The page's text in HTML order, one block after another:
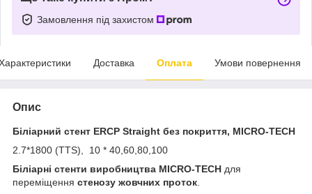
Замовлення під захистом
Доставка Оплата Умови повернення
Опис
Біліарний стент ERCP Straight без покриття, MICRO-TECH
2.7*1800 (TTS), 10 * 40,60,80,100
Біліарні стенти виробництва MICRO-TECH для
переміщення стенозу жовчних проток